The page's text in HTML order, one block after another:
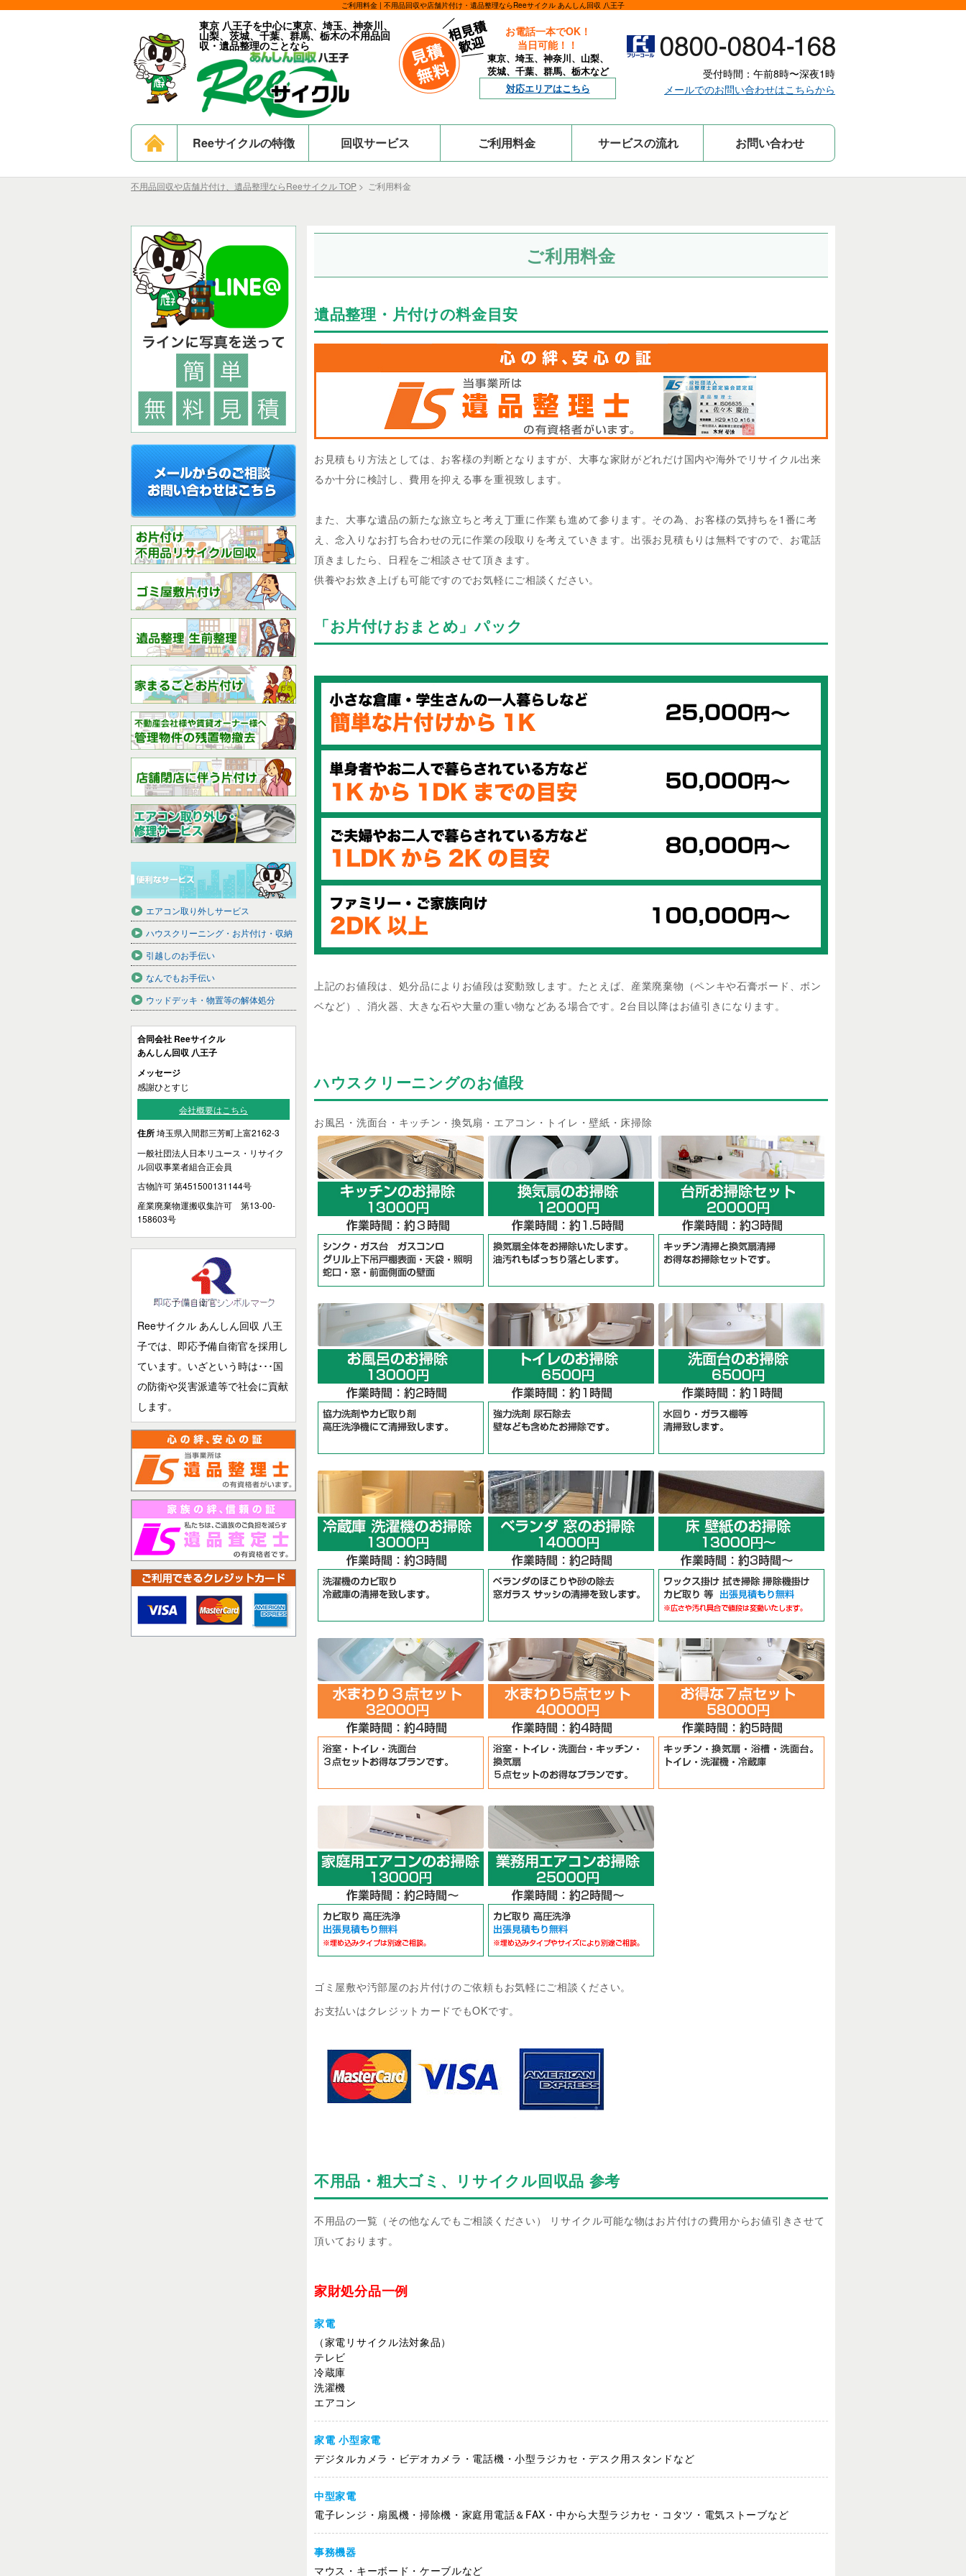
ご利用料金 | 不用品回収や店舗片付け・遺品整理ならReeサイクル あんしん回収 八王子
東京 八王子を中心に東京、埼玉、神奈川、
山梨、茨城、千葉、群馬、栃木の不用品回
収・遺品整理のことなら
お電話一本でOK！
当日可能！！
東京、埼玉、神奈川、山梨、
茨城、千葉、群馬、栃木など
対応エリアはこちら
受付時間：午前8時〜深夜1時
メールでのお問い合わせはこちらから
Reeサイクルの特徴 回収サービス ご利用料金 サービスの流れ お問い合わせ
不用品回収や店舗片付け、遺品整理ならReeサイクル TOP > ご利用料金
ご利用料金
遺品整理・片付けの料金目安
お見積もり方法としては、お客様の判断となりますが、大事な家財がどれだけ国内や海外でリサイクル出来
るか十分に検討し、費用を抑える事を重視致します。
また、大事な遺品の新たな旅立ちと考え丁重に作業も進めて参ります。その為、お客様の気持ちを1番に考
え、念入りなお打ち合わせの元に作業の段取りを考えていきます。出張お見積もりは無料ですので、お電話
頂きましたら、日程をご相談させて頂きます。
供養やお炊き上げも可能ですのでお気軽にご相談ください。
「お片付けおまとめ」パック
上記のお値段は、処分品によりお値段は変動致します。たとえば、産業廃棄物（ペンキや石膏ボード、ボン
ベなど）、消火器、大きな石や大量の重い物などある場合です。2台目以降はお値引きになります。
ハウスクリーニングのお値段
お風呂・洗面台・キッチン・換気扇・エアコン・トイレ・壁紙・床掃除
ゴミ屋敷や汚部屋のお片付けのご依頼もお気軽にご相談ください。
お支払いはクレジットカードでもOKです。
不用品・粗大ゴミ、リサイクル回収品 参考
不用品の一覧（その他なんでもご相談ください） リサイクル可能な物はお片付けの費用からお値引きさせて
頂いております。
家財処分品一例
家電
（家電リサイクル法対象品）
テレビ
冷蔵庫
洗濯機
エアコン
家電 小型家電
デジタルカメラ・ビデオカメラ・電話機・小型ラジカセ・デスク用スタンドなど
中型家電
電子レンジ・扇風機・掃除機・家庭用電話＆FAX・中から大型ラジカセ・コタツ・電気ストーブなど
事務機器
マウス・キーボード・ケーブルなど
エアコン取り外しサービス
ハウスクリーニング・お片付け・収納
引越しのお手伝い
なんでもお手伝い
ウッドデッキ・物置等の解体処分
合同会社 Reeサイクル
あんしん回収 八王子
メッセージ
感謝ひとすじ
会社概要はこちら
住所埼玉県入間郡三芳町上富2162-3
一般社団法人日本リユース・リサイク
ル回収事業者組合正会員
古物許可 第451500131144号
産業廃棄物運搬収集許可 第13-00-
158603号
Reeサイクル あんしん回収 八王
子では、即応予備自衛官を採用し
ています。いざという時は･･･国
の防衛や災害派遣等で社会に貢献
します。